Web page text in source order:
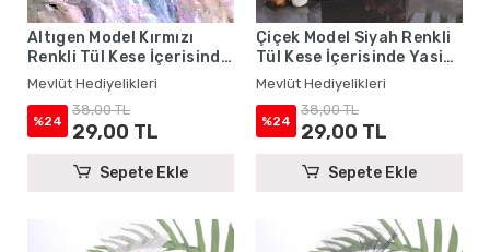
Altıgen Model Kırmızı
Renkli Tül Kese İçerisinde
Yasin Kitabı ve Tesbih -
Mevlüt Hediyelikleri
Mevlüt Hediyelikleri
%24
38,00 TL
29,00 TL
Sepete Ekle
Çiçek Model Siyah Renkli
Tül Kese İçerisinde Yasin
Kitabı ve Tesbih - Mevlüt
Hediyelikleri
Mevlüt Hediyelikleri
%24
38,00 TL
29,00 TL
Sepete Ekle